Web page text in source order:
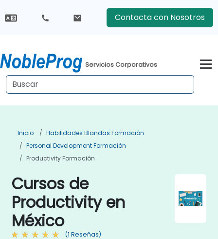
Contacta con Nosotros
Servicios Corporativos
Inicio
Habilidades Blandas Formación
Personal Development Formación
Productivity Formación
Cursos de
Productivity en
México
(1 Reseñas)